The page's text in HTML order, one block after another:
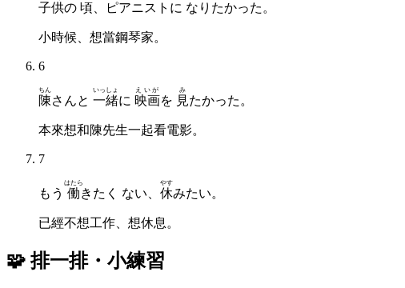
子供の 頃、ピアニストに なりたかった。
小時候、想當鋼琴家。
6
陳
ちん
さんと 一緒
いっしょ
に 映画
えいが
を 見
み
たかった。
本來想和陳先生一起看電影。
7
もう 働
はたら
きたく ない、 休
やす
みたい。
已經不想工作、想休息。
🧩 排一排・小練習